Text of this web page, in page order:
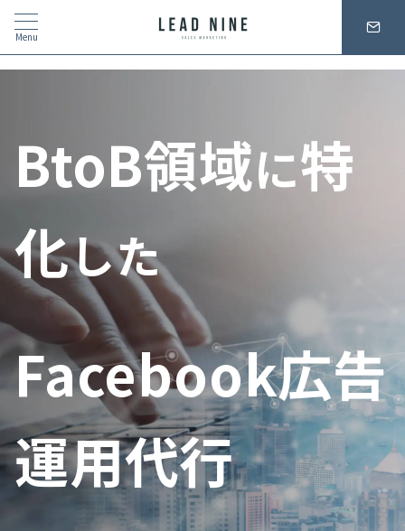
Menu
BtoB領域に特
化した
Facebook広告
運用代行